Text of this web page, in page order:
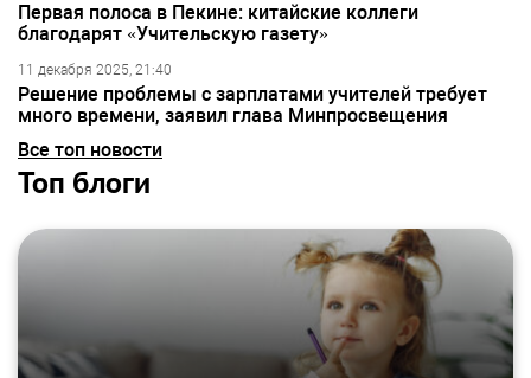
Первая полоса в Пекине: китайские коллеги
благодарят «Учительскую газету»
11 декабря 2025, 21:40
Решение проблемы с зарплатами учителей требует
много времени, заявил глава Минпросвещения
Все топ новости
Топ блоги